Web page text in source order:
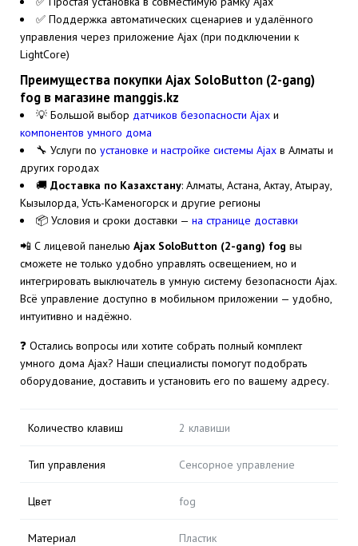
✅ Поддержка автоматических сценариев и удалённого
управления через приложение Ajax (при подключении к
LightCore)
Преимущества покупки Ajax SoloButton (2-gang)
fog в магазине manggis.kz
💡 Большой выбор датчиков безопасности Ajax и
компонентов умного дома
🔧 Услуги по установке и настройке системы Ajax в Алматы и
других городах
🚚 Доставка по Казахстану: Алматы, Астана, Актау, Атырау,
Кызылорда, Усть-Каменогорск и другие регионы
📦 Условия и сроки доставки — на странице доставки
📲 С лицевой панелью Ajax SoloButton (2-gang) fog вы
сможете не только удобно управлять освещением, но и
интегрировать выключатель в умную систему безопасности Ajax.
Всё управление доступно в мобильном приложении — удобно,
интуитивно и надёжно.
❓ Остались вопросы или хотите собрать полный комплект
умного дома Ajax? Наши специалисты помогут подобрать
оборудование, доставить и установить его по вашему адресу.
Количество клавиш 2 клавиши
Тип управления Сенсорное управление
Цвет fog
Материал Пластик